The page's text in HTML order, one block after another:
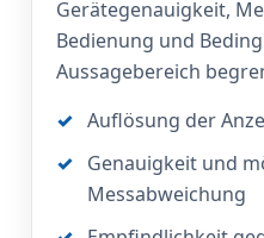
Gerätegenauigkeit,
Bedienung und
Aussagebereich
Auflösung der
Genauigkeit und
Messabweichung